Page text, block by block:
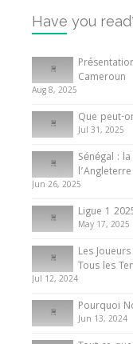
Internationales
Tout ce que
d’Afrique des
10 May 2024
Internationales
Présentation
du Cameroun
8 August 2025
Have you
Cameroun
Aug 8, 2025
Que peut-
Jul 31, 2025
Sénégal :
l’Angleterre
Jun 26, 2025
Ligue 1
May 17, 2025
Les
Tous les
Jul 12, 2024
Pourquoi
Jun 13, 2024